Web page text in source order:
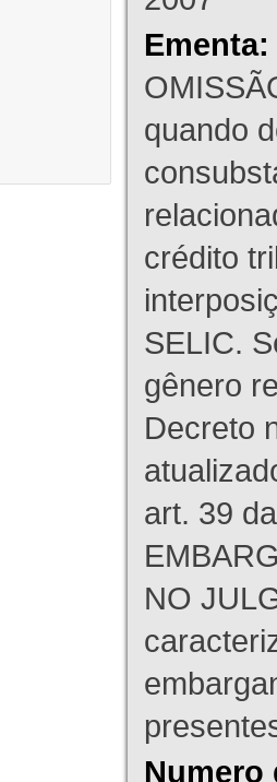
Ementa:
quando
crédito
SELIC.
gênero
Decreto
art. 39
NO
Numero